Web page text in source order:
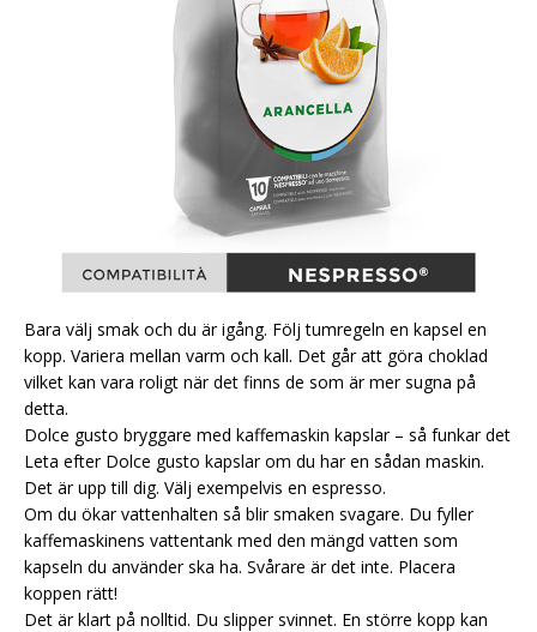
Bara välj smak och du är igång. Följ tumregeln en kapsel en
kopp. Variera mellan varm och kall. Det går att göra choklad
vilket kan vara roligt när det finns de som är mer sugna på
detta.
Dolce gusto bryggare med kaffemaskin kapslar – så funkar det
Leta efter Dolce gusto kapslar om du har en sådan maskin.
Det är upp till dig. Välj exempelvis en espresso.
Om du ökar vattenhalten så blir smaken svagare. Du fyller
kaffemaskinens vattentank med den mängd vatten som
kapseln du använder ska ha. Svårare är det inte. Placera
koppen rätt!
Det är klart på nolltid. Du slipper svinnet. En större kopp kan